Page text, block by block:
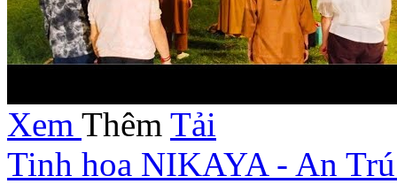
Xem Thêm Tải
Tinh hoa NIKAYA - An